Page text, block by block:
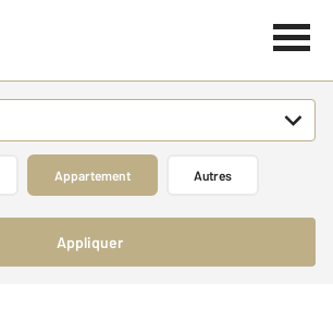
Appartement Autres
Appliquer